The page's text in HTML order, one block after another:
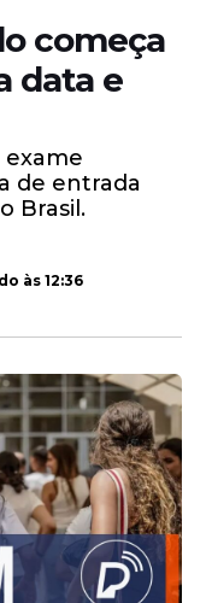
começa
data e
exame
de entrada
Brasil.
às 12:36